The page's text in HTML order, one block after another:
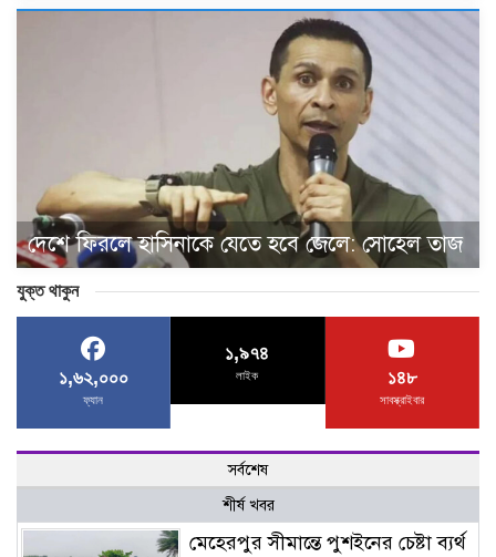
দেশে ফিরলে হাসিনাকে যেতে হবে জেলে: সোহেল তাজ
যুক্ত থাকুন
১,৬২,০০০
ফ্যান
১,৯৭৪
লাইক ১৪৮
সাবস্ক্রাইবার
সর্বশেষ
শীর্ষ খবর
মেহেরপুর সীমান্তে পুশইনের চেষ্টা ব্যর্থ